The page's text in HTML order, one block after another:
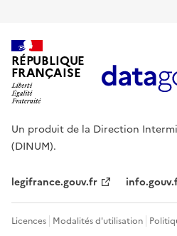
RÉPUBLIQUE
FRANÇAISE
Un produit de la Direction
(DINUM).
legifrance.gouv.fr
Licences Modalités d'utilisation